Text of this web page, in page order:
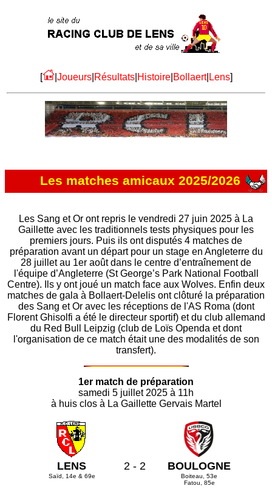
[ | Joueurs| Résultats| Histoire| Bollaert| Lens]
Les matches amicaux 2025/2026
Les Sang et Or ont repris le vendredi 27 juin 2025 à La
Gaillette avec les traditionnels tests physiques pour les
premiers jours. Puis ils ont disputés 4 matches de
préparation avant un départ pour un stage en Angleterre du
28 juillet au 1er août dans le centre d’entraînement de
l'équipe d’Angleterre (St George’s Park National Football
Centre). Ils y ont joué un match face aux Wolves. Enfin deux
matches de gala à Bollaert-Delelis ont clôturé la préparation
des Sang et Or avec les réceptions de l'AS Roma (dont
Florent Ghisolfi a été le directeur sportif) et du club allemand
du Red Bull Leipzig (club de Loïs Openda et dont
l'organisation de ce match était une des modalités de son
transfert).
1er match de préparation
samedi 5 juillet 2025 à 11h
à huis clos à La Gaillette Gervais Martel
LENS
Saïd, 14e & 69e
2 - 2 BOULOGNE
Boiteau, 53e
Fatou, 85e